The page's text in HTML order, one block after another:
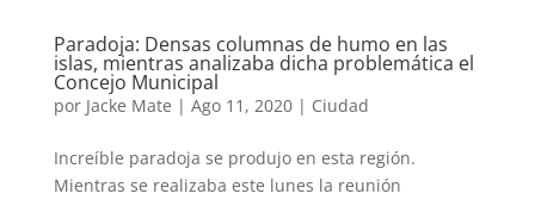
Paradoja: Densas columnas de humo en las
islas, mientras analizaba dicha problemática el
Concejo Municipal
por Jacke Mate | Ago 11, 2020| Ciudad
Increíble paradoja se produjo en esta región.
Mientras se realizaba este lunes la reunión